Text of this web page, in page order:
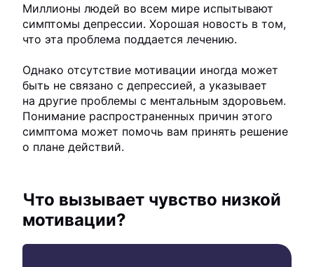
Миллионы людей во всем мире испытывают
симптомы депрессии. Хорошая новость в том,
что эта проблема поддается лечению.
Однако отсутствие мотивации иногда может
быть не связано с депрессией, а указывает
на другие проблемы с ментальным здоровьем.
Понимание распространенных причин этого
симптома может помочь вам принять решение
о плане действий.
Что вызывает чувство низкой
мотивации?